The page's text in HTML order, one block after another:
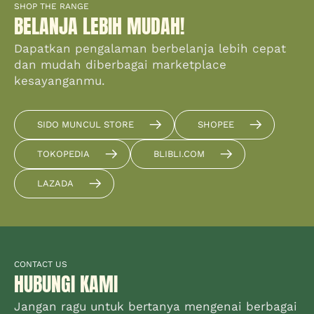
SHOP THE RANGE
BELANJA LEBIH MUDAH!
Dapatkan pengalaman berbelanja lebih cepat
dan mudah diberbagai marketplace
kesayanganmu.
SIDO MUNCUL STORE SHOPEE
TOKOPEDIA BLIBLI.COM
LAZADA
CONTACT US
HUBUNGI KAMI
Jangan ragu untuk bertanya mengenai berbagai